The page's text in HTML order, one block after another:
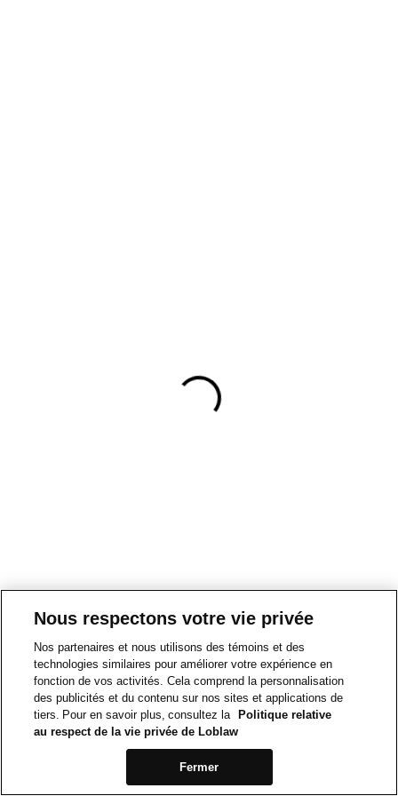
Nous respectons votre vie privée
Nos partenaires et nous utilisons des témoins et des
technologies similaires pour améliorer votre expérience en
fonction de vos activités. Cela comprend la personnalisation
des publicités et du contenu sur nos sites et applications de
tiers. Pour en savoir plus, consultez la
Politique relative
au respect de la vie privée de Loblaw
Fermer